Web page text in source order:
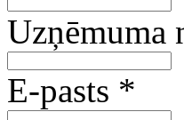
Uzņēmuma
E-pasts *